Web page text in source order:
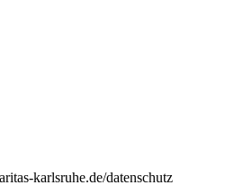
karlsruhe.de/datenschutz